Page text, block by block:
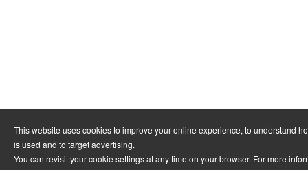
This website uses cookies to improve your online experience, to understand
is used and to target advertising.
You can revisit your cookie settings at any time on your browser. For more